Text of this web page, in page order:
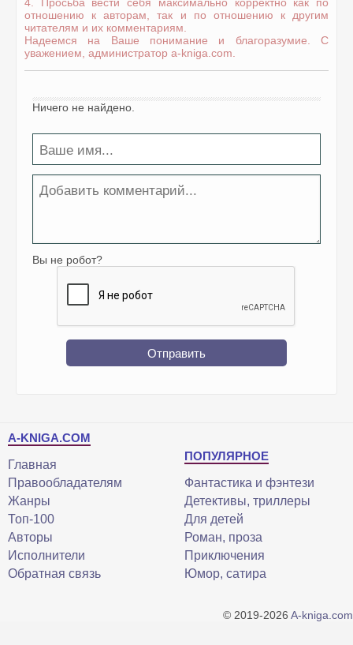
отношению к авторам, так и по отношению к другим
читателям и их комментариям.
Надеемся на Ваше понимание и благоразумие. С
уважением, администратор a-kniga.com.
Ничего не найдено.
Вы не робот?
Отправить
A-KNIGA.COM
Главная
Правообладателям
Жанры
Топ-100
Авторы
Исполнители
Обратная связь
ПОПУЛЯРНОЕ
Фантастика и фэнтези
Детективы, триллеры
Для детей
Роман, проза
Приключения
Юмор, сатира
© 2019-2026 A-kniga.com